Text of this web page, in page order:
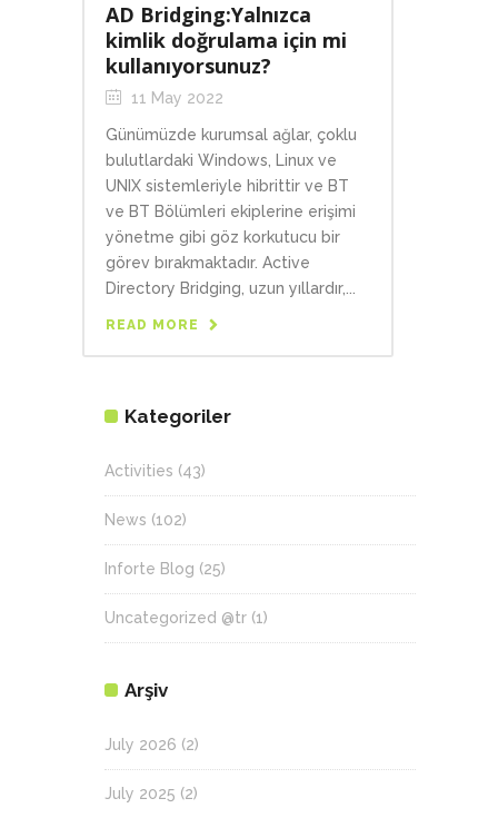
AD Bridging:Yalnızca
kimlik doğrulama için mi
kullanıyorsunuz?
11 May 2022
Günümüzde kurumsal ağlar, çoklu
bulutlardaki Windows, Linux ve
UNIX sistemleriyle hibrittir ve BT
ve BT Bölümleri ekiplerine erişimi
yönetme gibi göz korkutucu bir
görev bırakmaktadır. Active
Directory Bridging, uzun yıllardır,...
READ MORE
Kategoriler
Activities (43)
News (102)
Inforte Blog (25)
Uncategorized @tr (1)
Arşiv
July 2026 (2)
July 2025 (2)